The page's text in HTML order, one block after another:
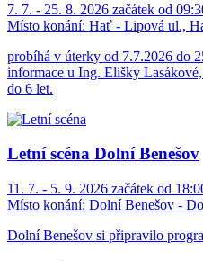
7. 7. - 25. 8. 2026 začátek od
Místo konání: Hať - Lipová ul.,
probíhá v úterky od 7.7.2026 do
informace u Ing. Elišky
do 6 let.
Letní scéna Dolní Benešov
11. 7. - 5. 9. 2026 začátek od
Místo konání: Dolní Benešov -
Dolní Benešov si připravilo